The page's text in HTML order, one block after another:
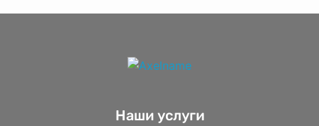
Наши услуги